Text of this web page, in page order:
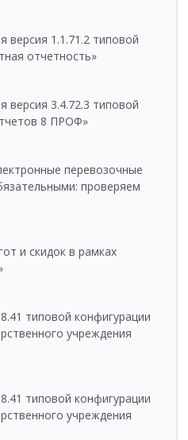
версия 1.1.71.2 типовой
отчетность»
версия 3.4.72.3 типовой
8 ПРОФ»
перевозочные
проверяем
и скидок в рамках
типовой конфигурации
учреждения
типовой конфигурации
учреждения